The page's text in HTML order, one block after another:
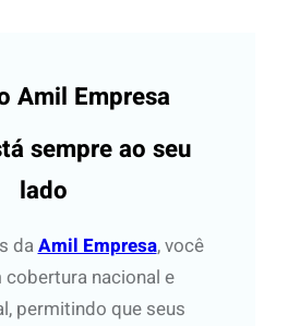
Amil Empresa
sempre ao seu
lado
daAmil Empresa, você
nacional e
permitindo que seus